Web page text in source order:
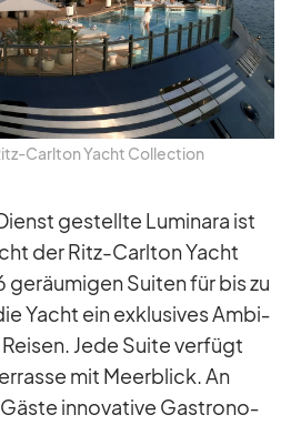
Carl­ton Yacht Coll­ec­tion
ge­stellte Lu­mi­nara ist
der Ritz-Carl­ton Yacht
Sui­ten für bis zu
Yacht ein ex­klu­si­ves Am­bi­
Jede Suite ver­fügt
mit Meer­blick. An
in­no­va­tive Gas­tro­no­